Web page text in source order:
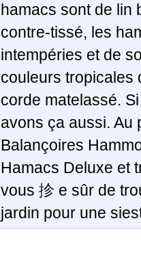
hamacs sont de lin
contre-tissé, les
intempéries et de
couleurs tropicales
corde matelassé.
avons ça aussi. Au
Balançoires
Hamacs Deluxe et
vous 抮 e sûr de
jardin pour une